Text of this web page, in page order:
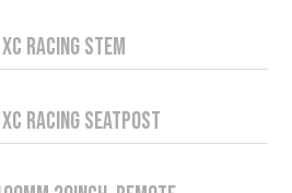
RACING STEM
RACING SEATPOST